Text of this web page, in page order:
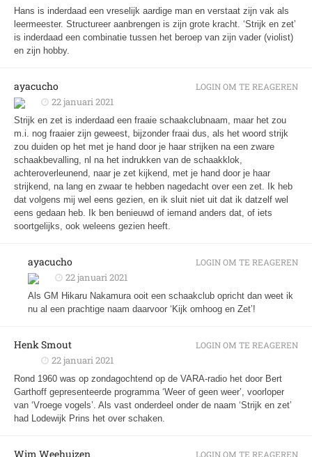
Hans is inderdaad een vreselijk aardige man en verstaat zijn vak als
leermeester. Structureer aanbrengen is zijn grote kracht. ‘Strijk en zet’
is inderdaad een combinatie tussen het beroep van zijn vader (violist)
en zijn hobby.
ayacucho
22 januari 2021
Strijk en zet is inderdaad een fraaie schaakclubnaam, maar het zou
m.i. nog fraaier zijn geweest, bijzonder fraai dus, als het woord strijk
zou duiden op het met je hand door je haar strijken na een zware
schaakbevalling, nl na het indrukken van de schaakklok,
achteroverleunend, naar je zet kijkend, met je hand door je haar
strijkend, na lang en zwaar te hebben nagedacht over een zet. Ik heb
dat volgens mij wel eens gezien, en ik sluit niet uit dat ik datzelf wel
eens gedaan heb. Ik ben benieuwd of iemand anders dat, of iets
soortgelijks, ook weleens gezien heeft.
LOGIN OM TE REAGEREN
ayacucho
22 januari 2021
Als GM Hikaru Nakamura ooit een schaakclub opricht dan weet ik
nu al een prachtige naam daarvoor ‘Kijk omhoog en Zet’!
LOGIN OM TE REAGEREN
Henk Smout
22 januari 2021
Rond 1960 was op zondagochtend op de VARA-radio het door Bert
Garthoff gepresenteerde programma ‘Weer of geen weer’, voorloper
van ‘Vroege vogels’. Als vast onderdeel onder de naam ‘Strijk en zet’
had Lodewijk Prins het over schaken.
LOGIN OM TE REAGEREN
Wim Weehuizen LOGIN OM TE REAGEREN